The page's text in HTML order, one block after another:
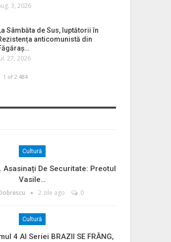
3, 2026
Sâmbăta de Sus, luptătorii în
anticomunistă din
27, 2026
1 of 2.484
Cultură
Asasinați De Securitate: Preotul
Vasile…
2 zile ago 0
Cultură
4 Al Seriei BRAZII SE FRÂNG,